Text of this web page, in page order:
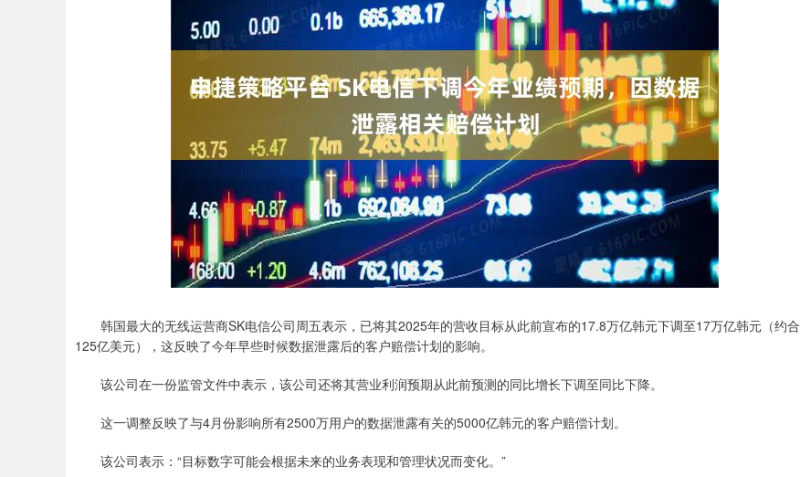
韩国最大的无线运营商SK电信公司周五表示，已将其2025年的营收目标从此前宣布的17.8万亿韩元下调至17万亿韩元（约合
125亿美元），这反映了今年早些时候数据泄露后的客户赔偿计划的影响。
该公司在一份监管文件中表示，该公司还将其营业利润预期从此前预测的同比增长下调至同比下降。
这一调整反映了与4月份影响所有2500万用户的数据泄露有关的5000亿韩元的客户赔偿计划。
该公司表示：“目标数字可能会根据未来的业务表现和管理状况而变化。”